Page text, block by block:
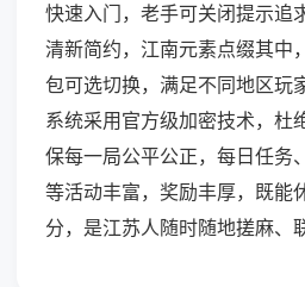
快速入门，老手可关闭提示追
清新简约，江南元素点缀其中
包可选切换，满足不同地区玩
系统采用官方级加密技术，杜
保每一局公平公正，每日任务
等活动丰富，奖励丰厚，既能
分，是江苏人随时随地搓麻、